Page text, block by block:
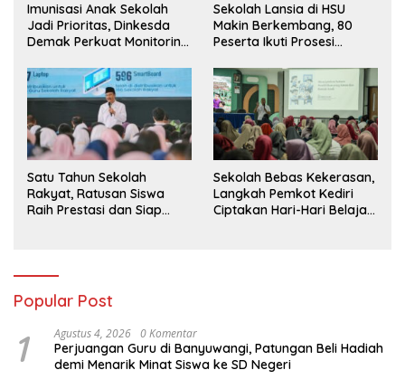
Imunisasi Anak Sekolah
Jadi Prioritas, Dinkesda
Demak Perkuat Monitoring
Sekolah Lansia di HSU
Makin Berkembang, 80
Peserta Ikuti Prosesi
Satu Tahun Sekolah
Rakyat, Ratusan Siswa
Raih Prestasi dan Siap
Sekolah Bebas Kekerasan,
Langkah Pemkot Kediri
Ciptakan Hari-Hari Belajar
Popular Post
1 Agustus 4, 2026 0 Komentar
Perjuangan Guru di Banyuwangi, Patungan Beli Hadiah
demi Menarik Minat Siswa ke SD Negeri